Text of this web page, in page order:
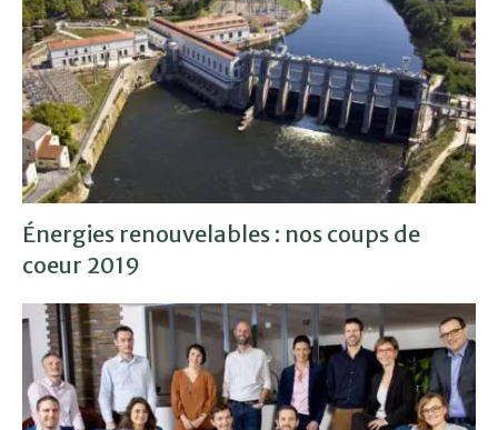
Énergies renouvelables : nos coups de
coeur 2019